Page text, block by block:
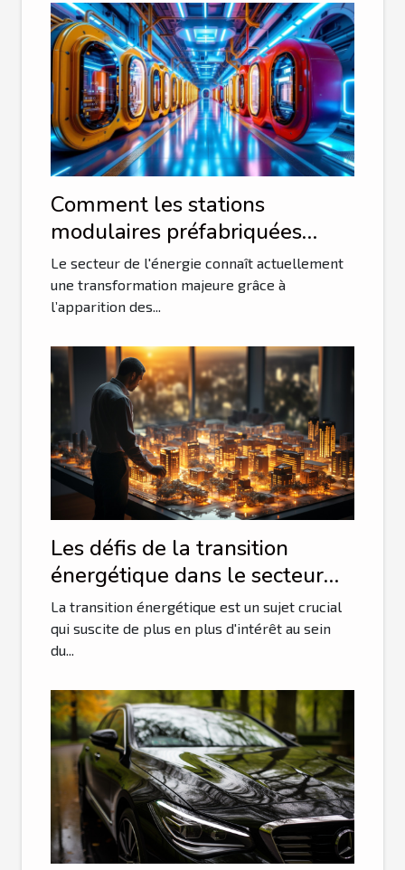
Comment les stations
modulaires préfabriquées
révolutionnent-elles la
distribution électrique ?
Le secteur de l'énergie connaît actuellement
une transformation majeure grâce à
l’apparition des...
Les défis de la transition
énergétique dans le secteur
tech
La transition énergétique est un sujet crucial
qui suscite de plus en plus d'intérêt au sein
du...